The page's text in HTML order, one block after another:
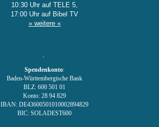
10:30 Uhr auf TELE 5,
17:00 Uhr auf Bibel TV
» weitere «
Spendenkonto:
Baden-Württembergische Bank
BLZ: 600 501 01
Konto: 28 94 829
IBAN: DE43600501010002894829
BIC: SOLADEST600